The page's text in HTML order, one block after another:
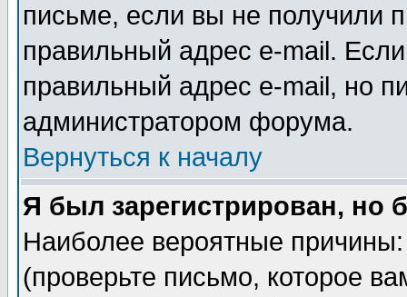
письме, если вы не получили
правильный адрес e-mail.
правильный адрес e-mail, но
администратором форума.
Вернуться к началу
Я был зарегистрирован, но
Наиболее вероятные
(проверьте письмо, которое